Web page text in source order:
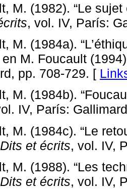
M. (1982). “Le
, vol. IV, París:
M. (1984a).
en M. Foucault
pp. 708-729. [
M. (1984b).
IV, París:
M. (1984c). “Le
Dits et écrits, vol. IV,
M. (1988). “Les
Dits et écrits, vol. IV,